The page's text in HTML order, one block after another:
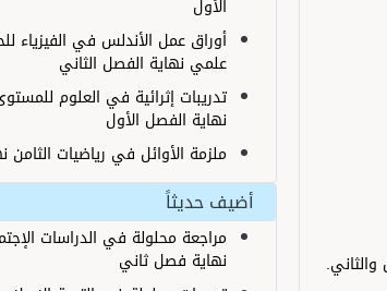
أوراق عمل الأندلس في الفيزياء للحادي عشر
علمي نهاية الفصل الثاني
تدريبات إثرائية في العلوم للمستوى السادس
نهاية الفصل الأول
ملزمة الأوائل في رياضيات الثامن نهاية
أضيف حديثاً
مراجعة محلولة في الدراسات الإجتماعية
نهاية فصل ثاني